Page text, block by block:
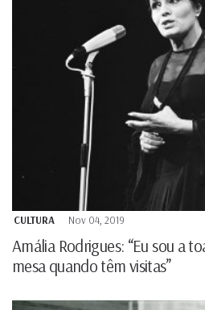
CULTURA Nov 04, 2019
Amália Rodrigues: “Eu sou a
mesa quando têm visitas”